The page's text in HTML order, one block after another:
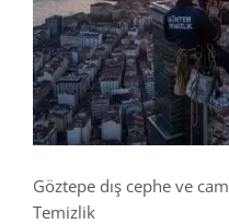
Göztepe dış cephe ve
Temizlik